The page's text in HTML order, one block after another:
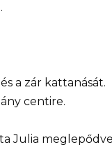
a zár kattanását.
centire.
Julia